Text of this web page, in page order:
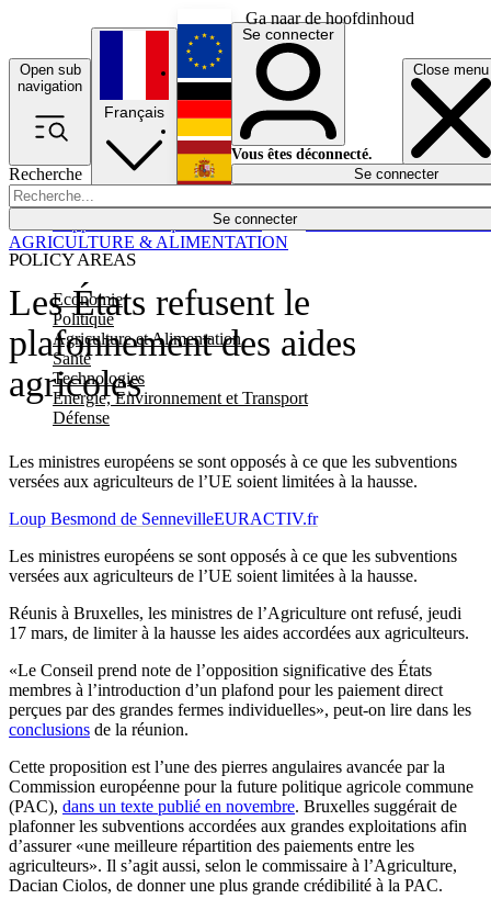
Ga naar de hoofdinhoud
Open sub
navigation
Close menu
Recherche
Se connecter
POLICY AREAS
Economie
Politique
Agriculture et Alimentation
Santé
Technologies
Energie, Environnement et Transport
Défense
Économie
Français
English
Deutsch
Español
Se connecter
Vous êtes déconnecté.
Se connecter
Les États refusent le
plafonnement des aides
agricoles
Les ministres européens se sont opposés à ce que les subventions
versées aux agriculteurs de l’UE soient limitées à la hausse.
AGRICULTURE & ALIMENTATION
Loup Besmond de SennevilleEURACTIV.fr
Les ministres européens se sont opposés à ce que les subventions
versées aux agriculteurs de l’UE soient limitées à la hausse.
Réunis à Bruxelles, les ministres de l’Agriculture ont refusé, jeudi
17 mars, de limiter à la hausse les aides accordées aux agriculteurs.
«Le Conseil prend note de l’opposition significative des États
membres à l’introduction d’un plafond pour les paiement direct
perçues par des grandes fermes individuelles», peut-on lire dans les
conclusions de la réunion.
Cette proposition est l’une des pierres angulaires avancée par la
Commission européenne pour la future politique agricole commune
(PAC), dans un texte publié en novembre. Bruxelles suggérait de
plafonner les subventions accordées aux grandes exploitations afin
d’assurer «une meilleure répartition des paiements entre les
agriculteurs». Il s’agit aussi, selon le commissaire à l’Agriculture,
Dacian Ciolos, de donner une plus grande crédibilité à la PAC.